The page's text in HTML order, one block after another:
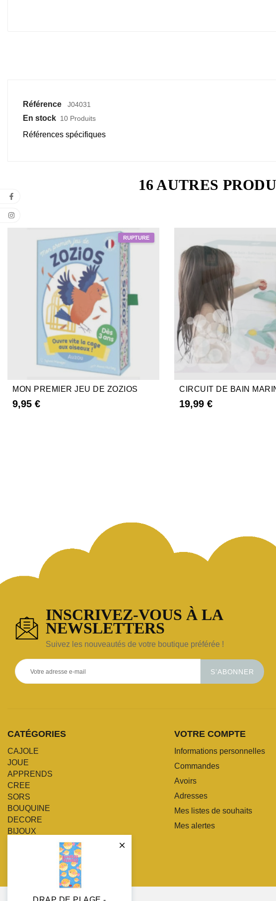

Référence J04031
En stock 10 Produits
Références spécifiques
16 AUTRES
MON PREMIER JEU DE ZOZIOS
9,95 €
CIRCUIT DE BAIN
19,99 €
INSCRIVEZ-VOUS À LA
NEWSLETTERS
Suivez les nouveautés de votre boutique préférée !
S’ABONNER
CATÉGORIES
CAJOLE
JOUE
APPRENDS
CREE
SORS
BOUQUINE
DECORE
BIJOUX
VOTRE COMPTE
Informations personnelles
Commandes
Avoirs
Adresses
Mes listes de souhaits
Mes alertes